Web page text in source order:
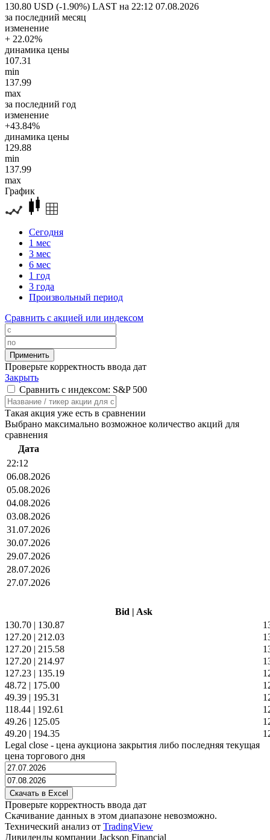
130.80 USD (-1.90%) LAST на 22:12 07.08.2026
за последний месяц
изменение
+ 22.02%
динамика цены
107.31
min
137.99
max
за последний год
изменение
+43.84%
динамика цены
129.88
min
137.99
max
График
Сегодня
1 мес
3 мес
6 мес
1 год
3 года
Произвольный период
Сравнить с акцией или индексом
Проверьте корректность ввода дат
Закрыть
Сравнить с индексом: S&P 500
Такая акция уже есть в сравнении
Выбрано максимально возможное количество акций для
сравнения
Дата
22:12
06.08.2026
05.08.2026
04.08.2026
03.08.2026
31.07.2026
30.07.2026
29.07.2026
28.07.2026
27.07.2026
Bid | Ask
130.70 | 130.87
127.20 | 212.03
127.20 | 215.58
127.20 | 214.97
127.23 | 135.19
48.72 | 175.00
49.39 | 195.31
118.44 | 192.61
49.26 | 125.05
49.20 | 194.35
Legal close - цена аукциона закрытия либо последняя текущая
цена торгового дня
Проверьте корректность ввода дат
Скачивание данных в этом диапазоне невозможно.
Технический анализ от TradingView
Дивиденды компании Jackson Financial